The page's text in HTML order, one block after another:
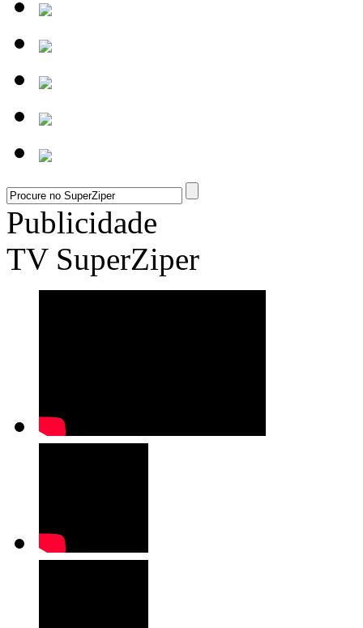
Publicidade
TV SuperZiper